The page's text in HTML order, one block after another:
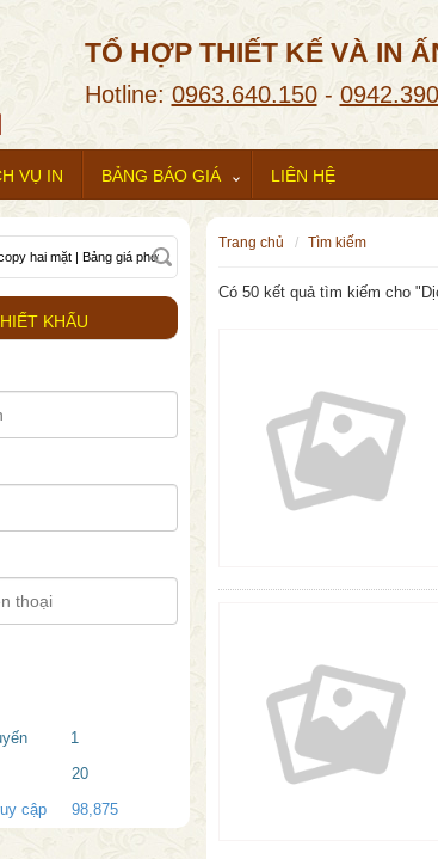
TỔ HỢP THIẾT KẾ VÀ IN
Hotline: 0963.640.150-
VỤ IN BẢNG BÁO GIÁ LIÊN HỆ
KHẤU
1
20
cập
98,875
trang chủ tìm kiếm
Có 50 kết quả tìm kiếm cho "